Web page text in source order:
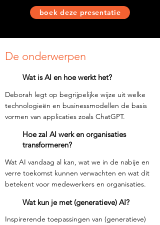
boek deze presentatie
De onderwerpen
Wat is AI en hoe werkt het?
Deborah legt op begrijpelijke wijze uit welke
technologieën en businessmodellen de basis
vormen van applicaties zoals ChatGPT.
Hoe zal AI werk en organisaties
transformeren?
Wat AI vandaag al kan, wat we in de nabije en
verre toekomst kunnen verwachten en wat dit
betekent voor medewerkers en organisaties.
Wat kun je met (generatieve) AI?
Inspirerende toepassingen van (generatieve)